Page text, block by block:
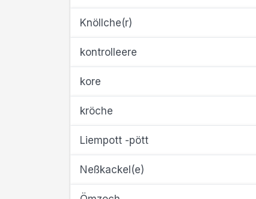
Knöllche(r)
kontrolleere
kore
kröche
Liempott -pött
Neßkackel(e)